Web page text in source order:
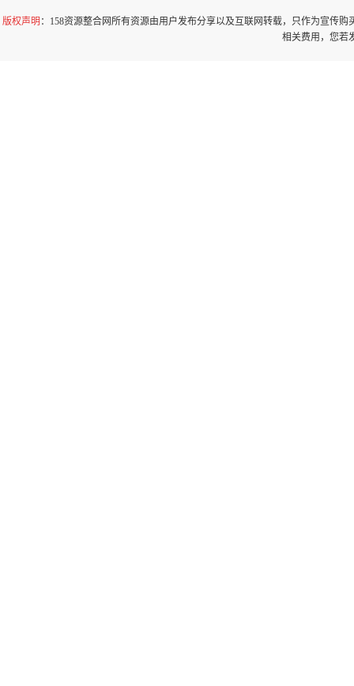
版权声明 ：158资源整合网所有资源由用户发布分享以及互联网转载，只作为宣传
相关费用，您若